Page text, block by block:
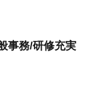
事務/研修充実